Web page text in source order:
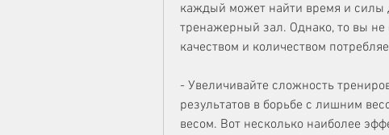
каждый может найти время и силы
тренажерный зал. Однако, то вы не
качеством и количеством
- Увеличивайте сложность
результатов в борьбе с лишним
весом. Вот несколько наиболее